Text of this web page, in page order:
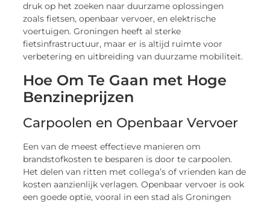
druk op het zoeken naar duurzame oplossingen
zoals fietsen, openbaar vervoer, en elektrische
voertuigen. Groningen heeft al sterke
fietsinfrastructuur, maar er is altijd ruimte voor
verbetering en uitbreiding van duurzame mobiliteit.
Hoe Om Te Gaan met Hoge
Benzineprijzen
Carpoolen en Openbaar Vervoer
Een van de meest effectieve manieren om
brandstofkosten te besparen is door te carpoolen.
Het delen van ritten met collega’s of vrienden kan de
kosten aanzienlijk verlagen. Openbaar vervoer is ook
een goede optie, vooral in een stad als Groningen